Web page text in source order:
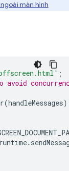
màn hình
;
(handleMessages
runtime.